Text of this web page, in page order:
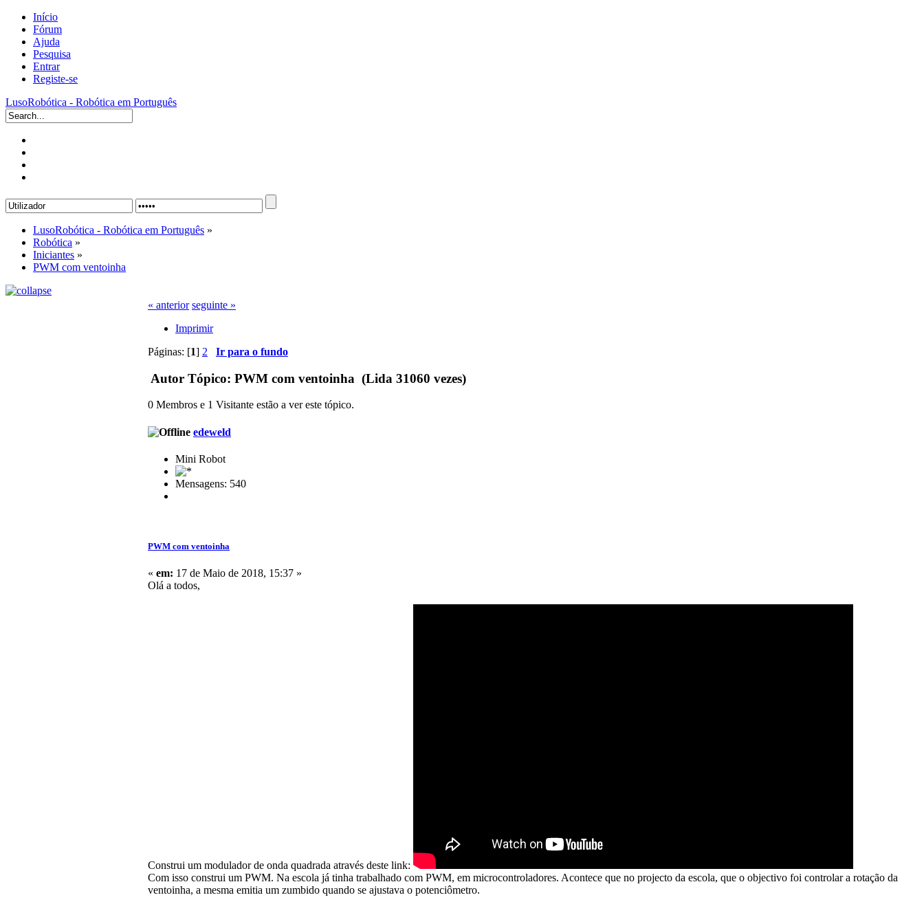
Início
Fórum
Ajuda
Pesquisa
Entrar
Registe-se
LusoRobótica - Robótica em Português
LusoRobótica - Robótica em Português »
Robótica »
Iniciantes »
PWM com ventoinha
« anterior seguinte »
Imprimir
Páginas: [1] 2 Ir para o fundo
Autor Tópico: PWM com ventoinha (Lida 31060 vezes)
0 Membros e 1 Visitante estão a ver este tópico.
edeweld
Mini Robot
Mensagens: 540
PWM com ventoinha
« em: 17 de Maio de 2018, 15:37 »
Olá a todos,
Construi um modulador de onda quadrada através deste link:
Com isso construi um PWM. Na escola já tinha trabalhado com PWM, em microcontroladores. Acontece que no projecto da escola, que o objectivo foi controlar a rotação da
ventoinha, a mesma emitia um zumbido quando se ajustava o potenciômetro.